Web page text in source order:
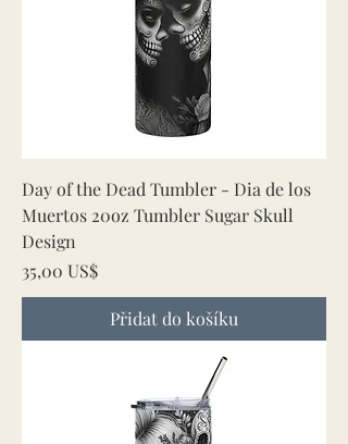
Day of the Dead Tumbler - Dia de los
Muertos 20oz Tumbler Sugar Skull
Design
Cena
35,00 US$
Přidat do košíku